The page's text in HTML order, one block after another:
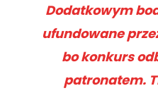
Dodatkowym
ufundowane
bo konkurs
patronatem.